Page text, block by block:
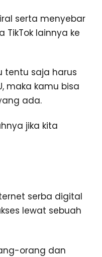
serta menyebar
lainnya ke
tentu saja harus
maka kamu bisa
ada.
jika kita
serba digital
lewat sebuah
orang dan